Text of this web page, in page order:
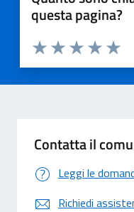
questa pagina?
Valuta 4
Valuta 3
Valuta 2 stelle su
Valuta 1 stelle su 5
Contatta il
Leggi le
Richiedi